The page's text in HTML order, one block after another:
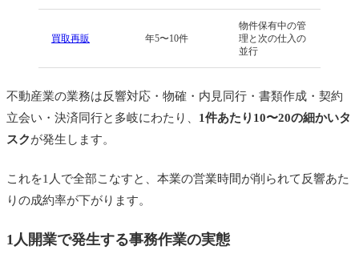
べき）
１人開業時のパート採用の現実的なフロー
募集チャネル
採用後の教育期間
ーン
①「自分でやった方が早い」で抱え込む
②マニュアルなしで採用して教育コストが膨
らむ
買取再販 年5〜10件
物件保有中の管
理と次の仕入の
並行
不動産業の業務は反響対応・物確・内見同行・書類作成・契約
立会い・決済同行と多岐にわたり、 1件あたり10〜20の細かいタ
スクが発生します。
これを1人で全部こなすと、本業の営業時間が削られて反響あた
りの成約率が下がります。
1人開業で発生する事務作業の実態